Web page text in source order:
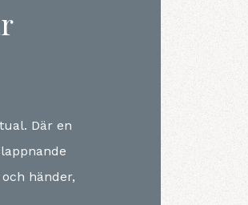
Där en
händer,